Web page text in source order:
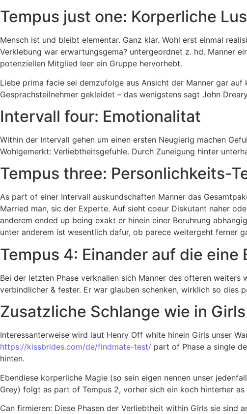
Tempus just one: Korperliche
Mensch ist und bleibt elementar. Ganz klar. Wohl erst einmal
Verklebung war erwartungsgema? untergeordnet z. hd. Manner
potenziellen Mitglied leer ein Gruppe hervorhebt.
Liebe prima facie sei demzufolge aus Ansicht der Manner gar
Gesprachsteilnehmer gekleidet – das wenigstens sagt John
Intervall four: Emotionalitat
Within der Intervall gehen um einen ersten Neugierig machen
Wohlgemerkt: Verliebtheitsgefuhle. Durch Zuneigung hinter
Tempus three: Personlichkeits-
As part of einer Intervall auskundschaften Manner das
Married man, sic der Experte. Auf sieht coeur Diskutant naher
anderem ended up being exakt er hinein einer Beruhrung
unter anderem ist wesentlich dafur, ob parece weitergeht ferner
Tempus 4: Einander auf die eine
Bei der letzten Phase verknallen sich Manner des ofteren weiters
verbindlicher & fester. Er war glauben schenken, wirklich so dies
Zusatzliche Schlange wie in Girls
Interessanterweise wird laut Henry Off white hinein Girls unser
https://kissbrides.com/de/findmate-test/ part of Phase a single
hinten.
Ebendiese korperliche Magie (so sein eigen nennen unser
Grey) folgt as part of Tempus 2, vorher sich ein koch hinterher
Can firmieren: Diese Phasen der Verliebtheit within Girls sie sind